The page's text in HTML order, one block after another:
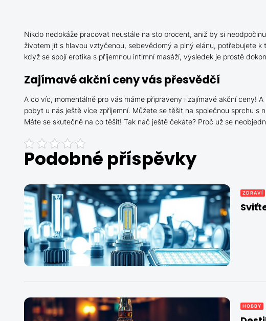
Nikdo nedokáže pracovat neustále na sto procent, aniž by si
životem jít s hlavou vztyčenou, sebevědomý a plný elánu, potřebujete k
když se spojí erotika s příjemnou intimní masáží, výsledek je prostě
Zajímavé akční ceny vás přesvědčí
A co víc, momentálně pro vás máme připraveny i zajímavé akční ceny!
pobyt u nás ještě více zpříjemní. Můžete se těšit na společnou sprchu s
Máte se skutečně na co těšit! Tak nač ještě čekáte? Proč už se
Podobné příspěvky
ZDRAVÍ
HOBBY